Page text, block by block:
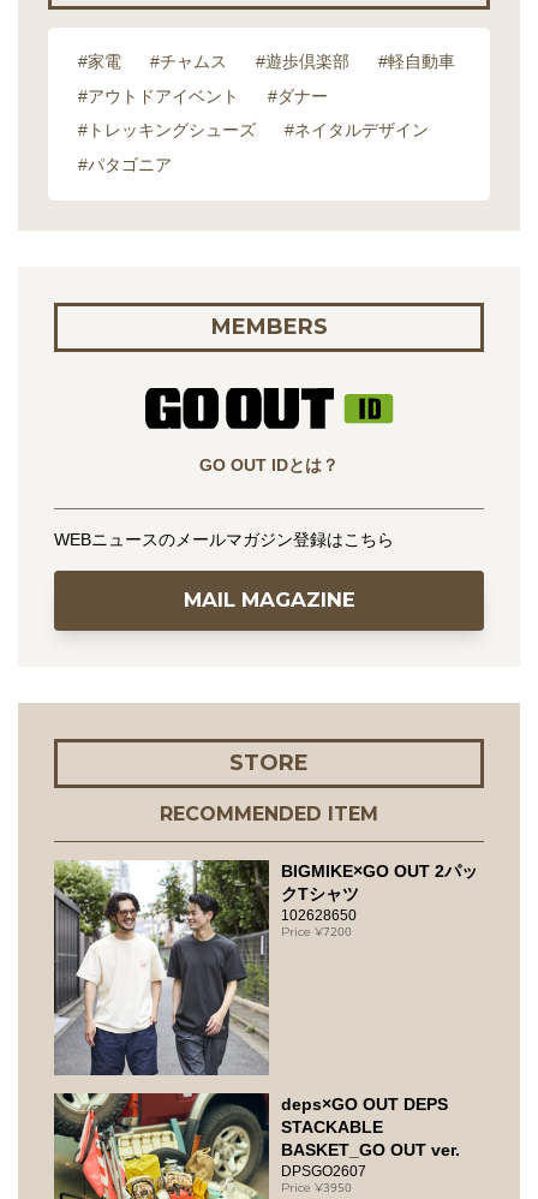
#家電 #チャムス #遊歩倶楽部
#軽自動車
#アウトドアイベント
#ダナー
#トレッキングシューズ
#ネイタルデザイン
#パタゴニア
MEMBERS
GO OUT IDとは？
WEBニュースのメールマガジン登録はこちら
MAIL MAGAZINE
STORE
RECOMMENDED ITEM
BIGMIKE×GO OUT 2パッ
クTシャツ
102628650
7200
deps×GO OUT DEPS
STACKABLE
BASKET_GO OUT ver.
DPSGO2607
3950